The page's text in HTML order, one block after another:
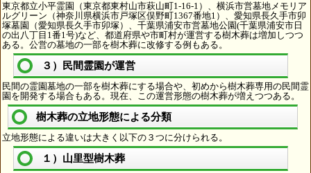
東京都立小平霊園（東京都東村山市萩山町1-16-1）、横浜市営墓地メモリア
ルグリーン（神奈川県横浜市戸塚区俣野町1367番地1）、愛知県長久手市卯
塚墓園（愛知県長久手市卯塚）、千葉県浦安市営墓地公園(千葉県浦安市日
の出八丁目1番1号)など、都道府県や市町村が運営する樹木葬は増加しつつ
ある。公営の墓地の一部を樹木葬に改修する例もある。
３）民間霊園が運営
民間の霊園墓地の一部を樹木葬にする場合や、初めから樹木葬専用の民間霊
園を開発する場合もある。現在、この運営形態の樹木葬が増えつつある。
樹木葬の立地形態による分類
立地形態による違いは大きく以下の３つに分けられる。
１）山里型樹木葬